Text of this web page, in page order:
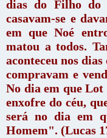
dias do Filho do
casavam-se e
em que Noé
matou a todos.
aconteceu nos
compravam e
No dia em que Lot
enxofre do céu,
será no dia em
Homem". (Lucas